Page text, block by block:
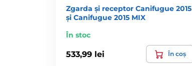
Zgarda și receptor Canifugue 2015
și Canifugue 2015 MIX
În stoc
533,99 lei În coș